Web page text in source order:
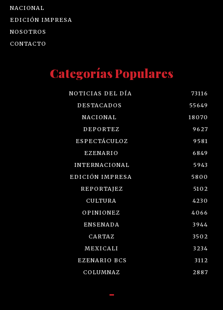
NACIONAL
EDICIÓN IMPRESA
NOSOTROS
CONTACTO
Categorías Populares
NOTICIAS DEL DÍA
73116
DESTACADOS
55649
NACIONAL
18070
DEPORTEZ
9627
ESPECTÁCULOZ
9581
EZENARIO
6849
INTERNACIONAL
5943
EDICIÓN IMPRESA
5800
REPORTAJEZ
5102
CULTURA
4230
OPINIONEZ
4066
ENSENADA
3944
CARTAZ
3502
MEXICALI
3234
EZENARIO BCS
3112
COLUMNAZ
2887
-